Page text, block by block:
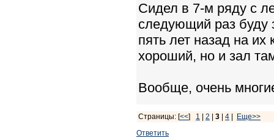
Сидел в 7-м ряду с
следующий раз буду
пять лет назад на
хороший, но и зал
Вообще, очень
Страницы: [<<] 1 2 3 4
Еще>>
Ответить